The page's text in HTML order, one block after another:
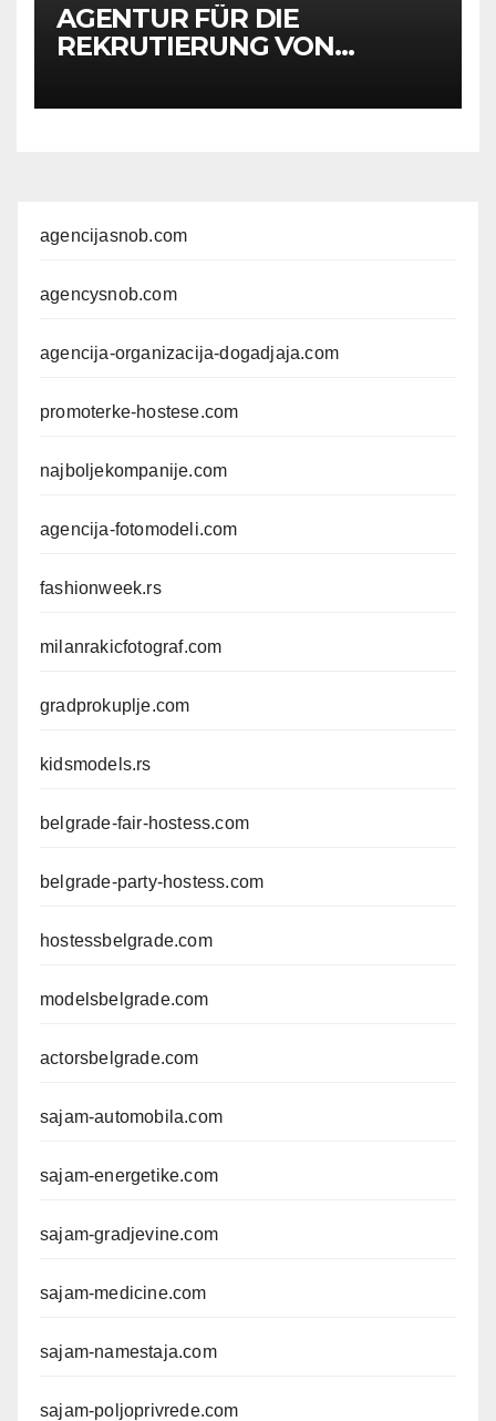
AGENTUR FÜR DIE
REKRUTIERUNG VON
PROMOTERN UND
agencijasnob.com
agencysnob.com
agencija-organizacija-dogadjaja.com
promoterke-hostese.com
najboljekompanije.com
agencija-fotomodeli.com
fashionweek.rs
milanrakicfotograf.com
gradprokuplje.com
kidsmodels.rs
belgrade-fair-hostess.com
belgrade-party-hostess.com
hostessbelgrade.com
modelsbelgrade.com
actorsbelgrade.com
sajam-automobila.com
sajam-energetike.com
sajam-gradjevine.com
sajam-medicine.com
sajam-namestaja.com
sajam-poljoprivrede.com